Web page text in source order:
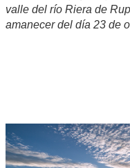
valle del río Riera de
amanecer del día 23 de